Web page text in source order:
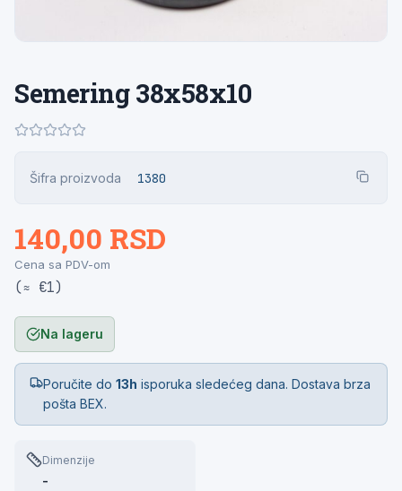
Semering 38x58x10
Šifra proizvoda 1380
140,00 RSD
Cena sa PDV-om
(≈ €1)
Na lageru
Poručite do13h isporuka sledećeg dana. Dostava brza
pošta BEX.
Dimenzije
-